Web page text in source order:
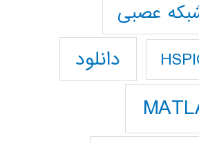
عصبی
دانلود